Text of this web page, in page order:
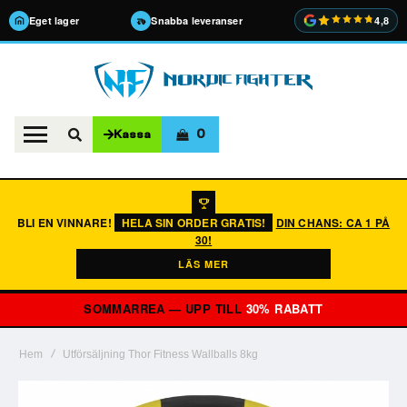
Eget lager Snabba leveranser 4,8
Kassa 0
BLI EN VINNARE! HELA SIN ORDER GRATIS!
DIN CHANS: CA 1 PÅ
30!
LÄS MER
SOMMARREA — UPP TILL 30% RABATT
Hem Utförsäljning Thor Fitness Wallballs 8kg